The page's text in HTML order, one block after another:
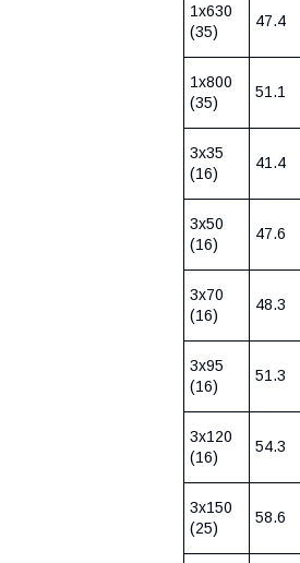
1х630
(35)
47.4
1х800
(35)
51.1
3х35
(16)
41.4
3х50
(16)
47.6
3х70
(16)
48.3
3х95
(16)
51.3
3х120
(16)
54.3
3х150
(25)
58.6